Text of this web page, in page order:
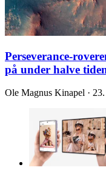
Perseverance-
på under halve
Ole Magnus Kinapel ·